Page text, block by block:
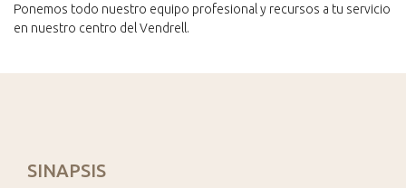
Ponemos todo nuestro equipo profesional y recursos a tu servicio
en nuestro centro del Vendrell.
SINAPSIS